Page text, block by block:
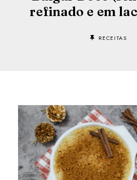
refinado e em
RECEITAS